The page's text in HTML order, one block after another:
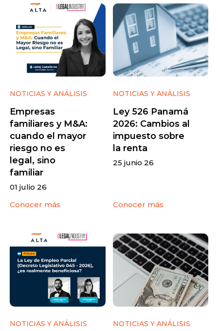
NOTICIAS Y ANÁLISIS
Empresas
familiares y M&A:
cuando el mayor
riesgo no es
legal, sino
familiar
01 julio 26
Conocer más
NOTICIAS Y ANÁLISIS
Ley 526 Panamá
2026: Cambios al
impuesto sobre
la renta
25 junio 26
Conocer más
NOTICIAS Y ANÁLISIS NOTICIAS Y ANÁLISIS